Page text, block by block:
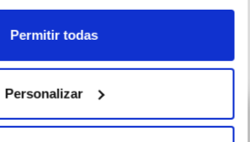
Permitir todas
Personalizar
de Peugeot Partner